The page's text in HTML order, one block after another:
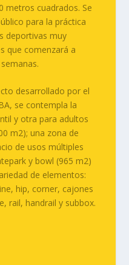
metros cuadrados. Se
para la práctica
deportivas muy
que comenzará a
desarrollado por el
se contempla la
y otra para adultos
m2); una zona de
de usos múltiples
y bowl (965 m2)
de elementos:
hip, corner, cajones
rail, handrail y subbox.